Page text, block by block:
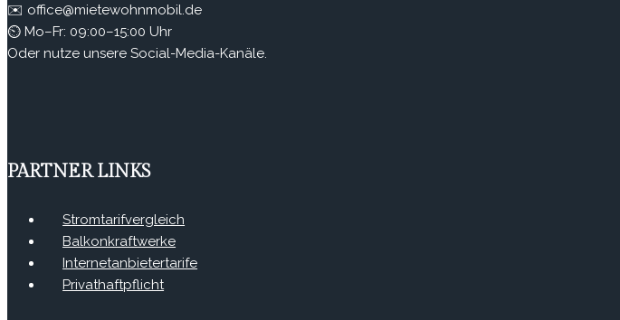
✉️ office@mietewohnmobil.de
⏲ Mo–Fr: 09:00–15:00 Uhr
Oder nutze unsere Social-Media-Kanäle.
PARTNER LINKS
Stromtarifvergleich
Balkonkraftwerke
Internetanbietertarife
Privathaftpflicht